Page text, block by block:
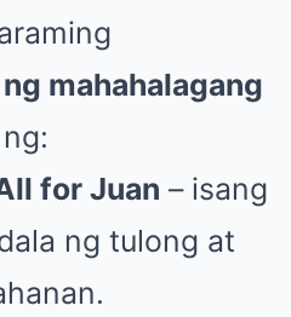
mahahalagang
for Juan – isang
ng tulong at